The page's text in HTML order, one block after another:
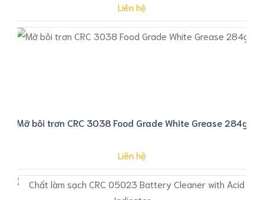
Liên hệ
Mỡ bôi trơn CRC 3038 Food Grade White Grease 284g
Liên hệ